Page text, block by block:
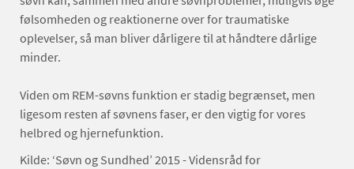
følsomheden og reaktionerne over for traumatiske
oplevelser, så man bliver dårligere til at håndtere dårlige
minder.
Viden om REM-søvns funktion er stadig begrænset, men
ligesom resten af søvnens faser, er den vigtig for vores
helbred og hjernefunktion.
Kilde: ‘Søvn og Sundhed’ 2015 - Vidensråd for